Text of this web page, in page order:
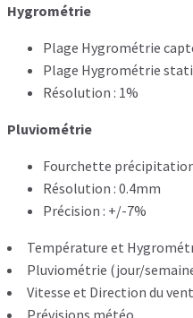
Hygrométrie
Plage Hygrométrie
Plage Hygrométrie
Résolution : 1%
Pluviométrie
Fourchette
Résolution : 0.4mm
Précision : +/-7%
Température et
Pluviométrie (jour/
Vitesse et Direction du vent
Prévisions météo